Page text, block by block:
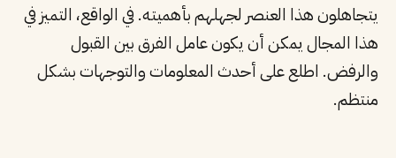
يتجاهلون هذا العنصر لجهلهم بأهميته. في الواقع، التميز في
هذا المجال يمكن أن يكون عامل الفرق بين القبول
والرفض. اطلع على أحدث المعلومات والتوجهات بشكل
منتظم.